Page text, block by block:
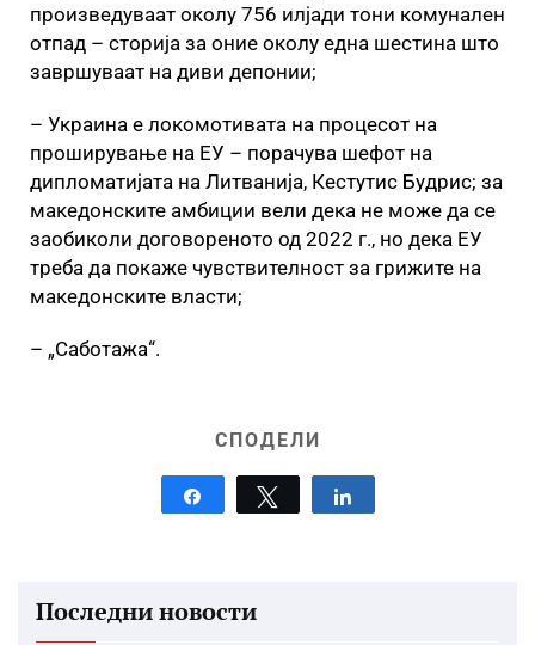
произведуваат околу 756 илјади тони комунален
отпад – сторија за оние околу една шестина што
завршуваат на диви депонии;
– Украина е локомотивата на процесот на
проширување на ЕУ – порачува шефот на
дипломатијата на Литванија, Кестутис Будрис; за
македонските амбиции вели дека не може да се
заобиколи договореното од 2022 г., но дека ЕУ
треба да покаже чувствителност за грижите на
македонските власти;
– „Саботажа“.
СПОДЕЛИ
Share Tweet
Последни новости